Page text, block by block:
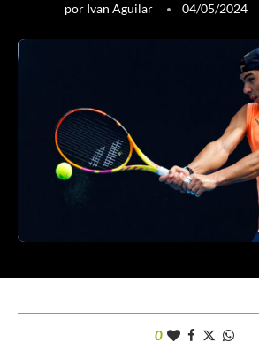
por Ivan Aguilar 04/05/2024
0